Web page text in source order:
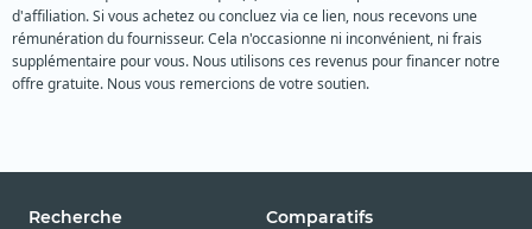
d'affiliation. Si vous achetez ou concluez via ce lien, nous recevons une
rémunération du fournisseur. Cela n'occasionne ni inconvénient, ni frais
supplémentaire pour vous. Nous utilisons ces revenus pour financer notre
offre gratuite. Nous vous remercions de votre soutien.
Recherche Comparatifs